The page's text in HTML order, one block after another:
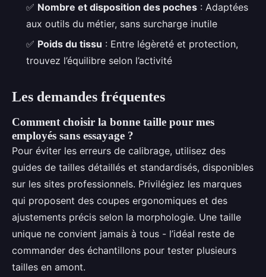
✅ Nombre et disposition des poches : Adaptées
aux outils du métier, sans surcharge inutile
✅ Poids du tissu : Entre légèreté et protection,
trouvez l’équilibre selon l’activité
Les demandes fréquentes
Comment choisir la bonne taille pour mes
employés sans essayage ?
Pour éviter les erreurs de calibrage, utilisez des
guides de tailles détaillés et standardisés, disponibles
sur les sites professionnels. Privilégiez les marques
qui proposent des coupes ergonomiques et des
ajustements précis selon la morphologie. Une taille
unique ne convient jamais à tous - l’idéal reste de
commander des échantillons pour tester plusieurs
tailles en amont.